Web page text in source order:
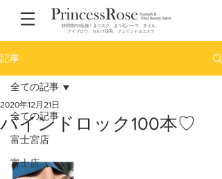
静岡県内4店舗！まつエク、まつ毛パーマ、ネイル、
アイブロウ、セルフ脱毛、フェイシャルエステ
記事
全ての記事
富士宮店
富士店
全ての記事
バインドロック100本♡
2020年12月21日